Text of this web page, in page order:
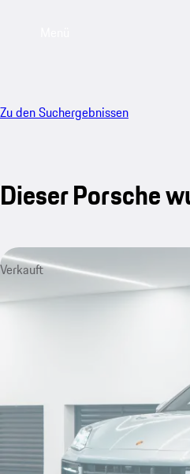
Zu den Suchergebnissen
Dieser Porsche
Verkauft